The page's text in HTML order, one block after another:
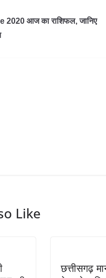
2020 आज का राशिफल, जानिए
Like
छत्तीसगढ़